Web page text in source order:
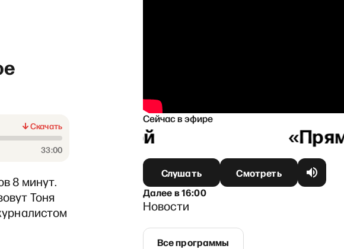
Скачать
33:00
8 минут.
Тоня
Сейчас в эфире
Щербаковой
Слушать
Смотреть
Далеев16:00
Новости
Все программы